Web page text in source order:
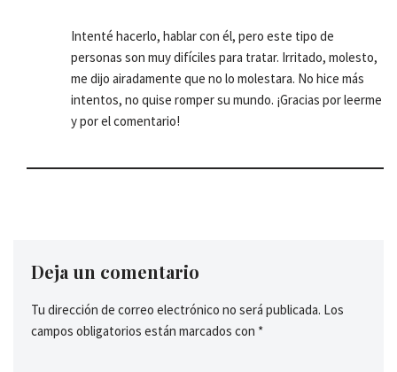
Intenté hacerlo, hablar con él, pero este tipo de
personas son muy difíciles para tratar. Irritado, molesto,
me dijo airadamente que no lo molestara. No hice más
intentos, no quise romper su mundo. ¡Gracias por leerme
y por el comentario!
Deja un comentario
Tu dirección de correo electrónico no será publicada. Los
campos obligatorios están marcados con *